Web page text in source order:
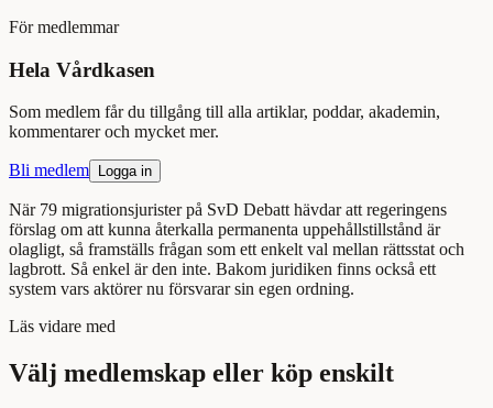
För medlemmar
Hela Vårdkasen
Som medlem får du tillgång till alla artiklar, poddar, akademin,
kommentarer och mycket mer.
Bli medlem Logga in
När 79 migrationsjurister på SvD Debatt hävdar att regeringens
förslag om att kunna återkalla permanenta uppehållstillstånd är
olagligt, så framställs frågan som ett enkelt val mellan rättsstat och
lagbrott. Så enkel är den inte. Bakom juridiken finns också ett
system vars aktörer nu försvarar sin egen ordning.
Läs vidare med
Välj medlemskap eller köp enskilt